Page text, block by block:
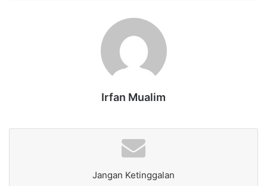
Irfan Mualim
Jangan Ketinggalan